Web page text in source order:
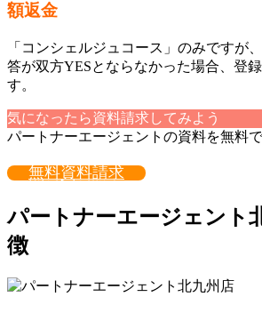
額返金
「コンシェルジュコース」のみですが
答が双方YESとならなかった場合、登
す。
気になったら資料請求してみよう
パートナーエージェントの資料を無料
無料資料請求
パートナーエージェント
徴